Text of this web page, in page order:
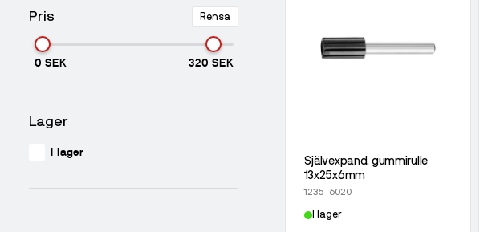
Pris Rensa
0 SEK 320 SEK
Lager
I lager
Självexpand. gummirulle
13x25x6mm
1235-6020
I lager